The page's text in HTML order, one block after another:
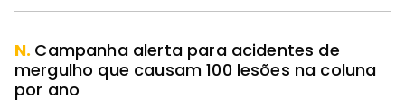
N. Campanha alerta para acidentes de
mergulho que causam 100 lesões na coluna
por ano